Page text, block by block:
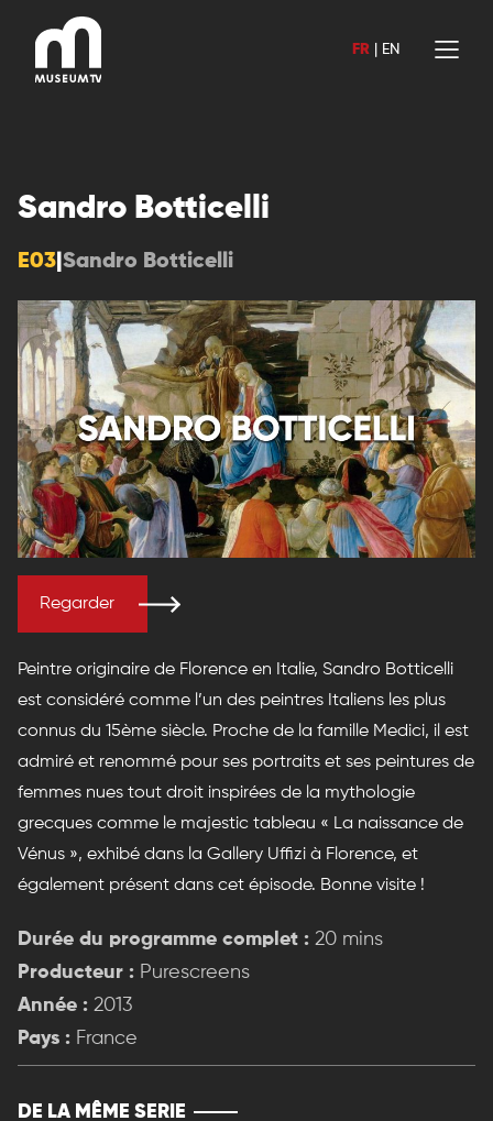
contenu
FR EN
Sandro Botticelli
E03 Sandro Botticelli
Regarder
Peintre originaire de Florence en Italie, Sandro Botticelli
est considéré comme l’un des peintres Italiens les plus
connus du 15ème siècle. Proche de la famille Medici, il est
admiré et renommé pour ses portraits et ses peintures de
femmes nues tout droit inspirées de la mythologie
grecques comme le majestic tableau « La naissance de
Vénus », exhibé dans la Gallery Uffizi à Florence, et
également présent dans cet épisode. Bonne visite !
Durée du programme complet : 20 mins
Producteur : Purescreens
Année : 2013
Pays : France
DE LA MÊME SERIE